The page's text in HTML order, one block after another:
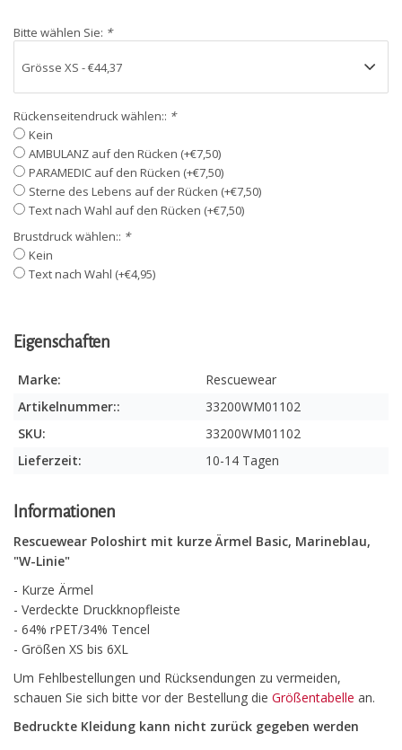
Bitte wählen Sie: *
Rückenseitendruck wählen:: *
Kein
AMBULANZ auf den Rücken (+€7,50)
PARAMEDIC auf den Rücken (+€7,50)
Sterne des Lebens auf der Rücken (+€7,50)
Text nach Wahl auf den Rücken (+€7,50)
Brustdruck wählen:: *
Kein
Text nach Wahl (+€4,95)
Eigenschaften
Marke:
Rescuewear
Artikelnummer::
33200WM01102
SKU:
33200WM01102
Lieferzeit:
10-14 Tagen
Informationen
Rescuewear Poloshirt mit kurze Ärmel Basic, Marineblau,
"W-Linie"
- Kurze Ärmel
- Verdeckte Druckknopfleiste
- 64% rPET/34% Tencel
- Größen XS bis 6XL
Um Fehlbestellungen und Rücksendungen zu vermeiden,
schauen Sie sich bitte vor der Bestellung die Größentabelle an.
Bedruckte Kleidung kann nicht zurück gegeben werden